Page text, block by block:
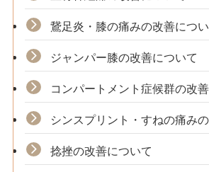
鵞足炎・膝の痛みの改善につ
ジャンパー膝の改善について
コンパートメント症候群の改
シンスプリント・すねの痛み
捻挫の改善について